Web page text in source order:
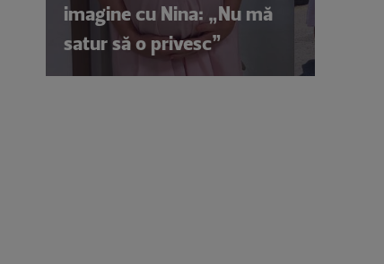
imagine cu Nina: „Nu mă
satur să o privesc”